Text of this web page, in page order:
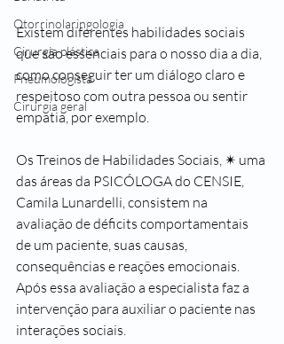
Otorrinolaringologia
Cirurgia plástica
Pneumologista
Cirurgia geral
Existem diferentes habilidades sociais
que são essenciais para o nosso dia a dia,
como conseguir ter um diálogo claro e
respeitoso com outra pessoa ou sentir
empatia, por exemplo.
Os Treinos de Habilidades Sociais, ✴ uma
das áreas da PSICÓLOGA do CENSIE,
Camila Lunardelli, consistem na
avaliação de déficits comportamentais
de um paciente, suas causas,
consequências e reações emocionais.
Após essa avaliação a especialista faz a
intervenção para auxiliar o paciente nas
interações sociais.